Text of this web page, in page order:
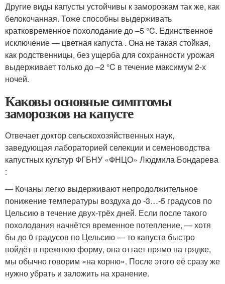
Другие виды капусты устойчивы к заморозкам так же, как
белокочанная. Тоже способны выдерживать
кратковременное похолодание до –5 °C. Единственное
исключение — цветная капуста . Она не такая стойкая,
как родственницы, без ущерба для сохранности урожая
выдерживает только до –2 °C в течение максимум 2-х
ночей.
Каковы основные симптомы
заморозков на капусте
Отвечает доктор сельскохозяйственных наук,
заведующая лабораторией селекции и семеноводства
капустных культур ФГБНУ «ФНЦО» Людмила Бондарева
:
— Кочаны легко выдерживают непродолжительное
понижение температуры воздуха до -3…-5 градусов по
Цельсию в течение двух-трёх дней. Если после такого
похолодания начнётся временное потепление, — хотя
бы до 0 градусов по Цельсию — то капуста быстро
войдёт в прежнюю форму, она оттает прямо на грядке,
мы обычно говорим «на корню». После этого её сразу же
нужно убрать и заложить на хранение.